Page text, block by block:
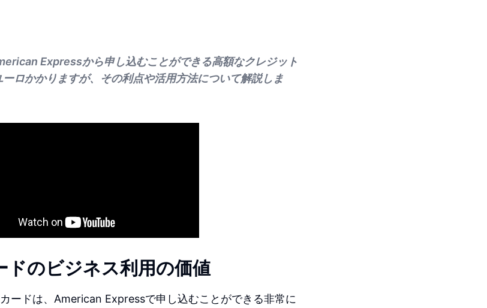
Expressから申し込むことができる高額なクレジット
ロかかりますが、その利点や活用方法について解説しま
のビジネス利用の価値
ードは、American Expressで申し込むことができる非常に